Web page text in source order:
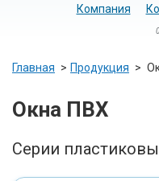
Компания
Главная Продукция
Окна ПВХ
Серии